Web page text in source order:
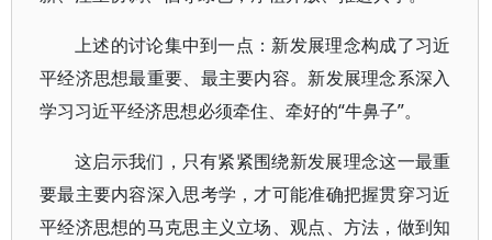
上述的讨论集中到一点：新发展理念构成了习近
平经济思想最重要、最主要内容。新发展理念系深入
学习习近平经济思想必须牵住、牵好的“牛鼻子”。
这启示我们，只有紧紧围绕新发展理念这一最重
要最主要内容深入思考学，才可能准确把握贯穿习近
平经济思想的马克思主义立场、观点、方法，做到知